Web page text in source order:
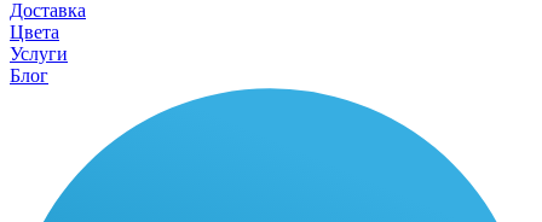
Доставка
Цвета
Услуги
Блог